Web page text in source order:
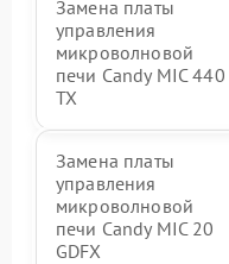
Замена платы
управления
микроволновой
печи Candy MIC 440
TX
Замена платы
управления
микроволновой
печи Candy MIC 20
GDFX